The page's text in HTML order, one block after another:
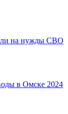
на нужды СВО
в Омске 2024